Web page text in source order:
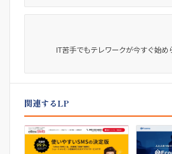
IT苦手でもテレワークが今すぐ始
関連するLP